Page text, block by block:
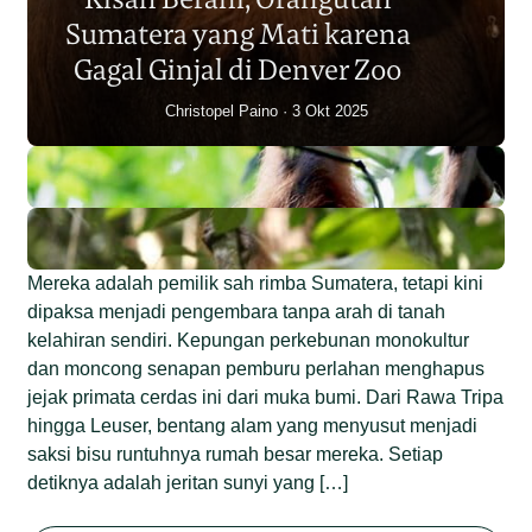
Individu dalam Satu Dekade?
Junaidi Hanafiah 14 Jul 2026
Sumatera yang Mati karena
Gagal Ginjal di Denver Zoo
Christopel Paino 3 Okt 2025
Mereka adalah pemilik sah rimba Sumatera, tetapi kini
dipaksa menjadi pengembara tanpa arah di tanah
kelahiran sendiri. Kepungan perkebunan monokultur
dan moncong senapan pemburu perlahan menghapus
jejak primata cerdas ini dari muka bumi. Dari Rawa Tripa
hingga Leuser, bentang alam yang menyusut menjadi
saksi bisu runtuhnya rumah besar mereka. Setiap
detiknya adalah jeritan sunyi yang […]